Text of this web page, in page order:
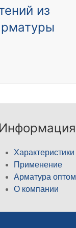
из
Информация
Характеристики
Применение
Арматура оптом
О компании